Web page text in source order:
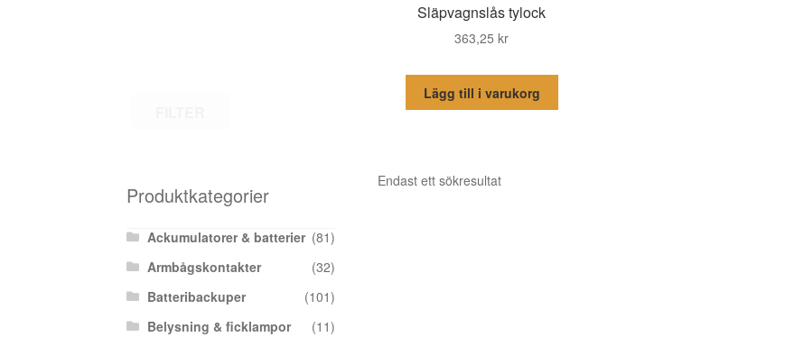
Släpvagnslås tylock
363,25kr
Lägg till i varukorg
Endast ett sökresultat
Produktkategorier
Ackumulatorer & batterier (81)
Armbågskontakter
(32)
Batteribackuper
(101)
Belysning & ficklampor
(11)